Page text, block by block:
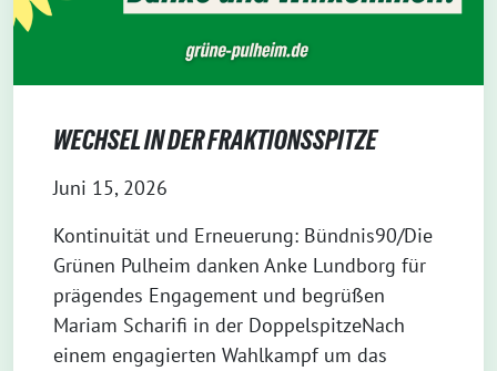
WECHSEL IN DER FRAKTIONSSPITZE
Juni 15, 2026
Kontinuität und Erneuerung: Bündnis90/Die
Grünen Pulheim danken Anke Lundborg für
prägendes Engagement und begrüßen
Mariam Scharifi in der DoppelspitzeNach
einem engagierten Wahlkampf um das